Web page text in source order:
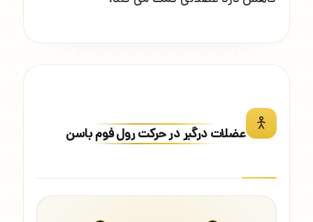
عضلات درگیر در حرکت رول فوم باسن